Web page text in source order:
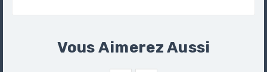
Vous Aimerez Aussi